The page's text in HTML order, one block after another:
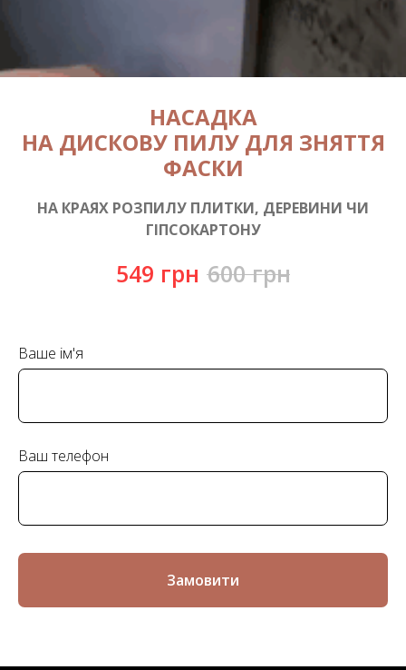
НАСАДКА
НА ДИСКОВУ ПИЛУДЛЯ ЗНЯТТЯ
ФАСКИ
НА КРАЯХ РОЗПИЛУ ПЛИТКИ, ДЕРЕВИНИ ЧИ
ГІПСОКАРТОНУ
549 грн 600 грн
Ваше ім'я
Ваш телефон
Замовити